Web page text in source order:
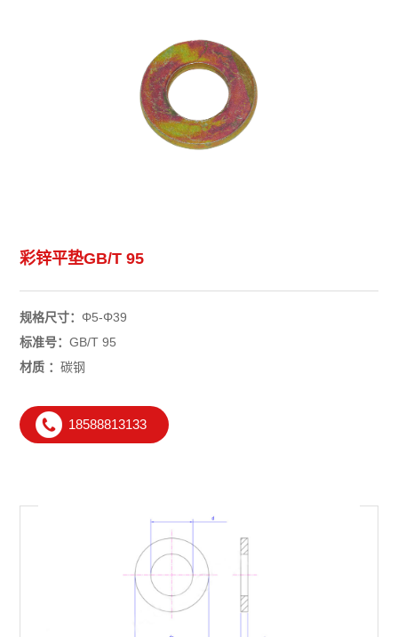
彩锌平垫GB/T 95
规格尺寸：Φ5-Φ39
标准号：GB/T 95
材质 ：碳钢
18588813133